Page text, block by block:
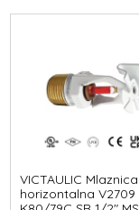
VICTAULIC Mlaznica
horizontalna V2709